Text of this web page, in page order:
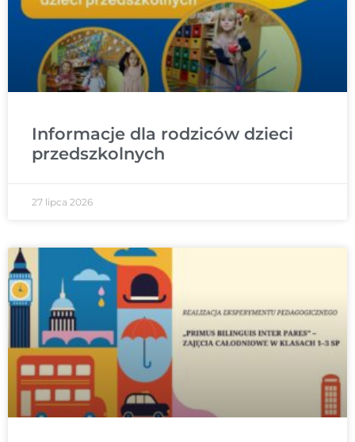
Informacje dla rodziców dzieci
przedszkolnych
27 lipca 2026